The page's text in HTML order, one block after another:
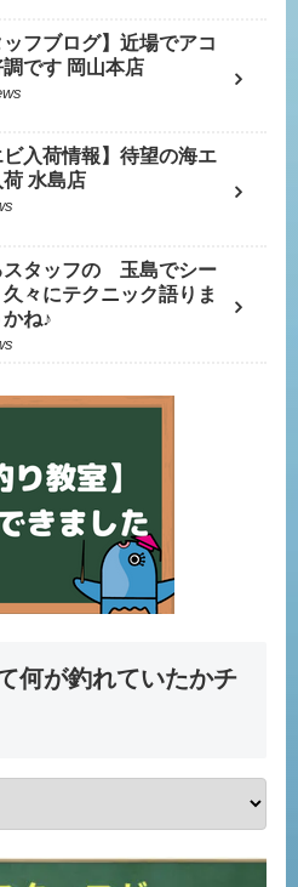
ッフブログ】近場でアコ
調です 岡山本店
ビ入荷情報】待望の海エ
荷 水島店
スタッフの 玉島でシー
々にテクニック語りま
ね♪
何が釣れていたかチ